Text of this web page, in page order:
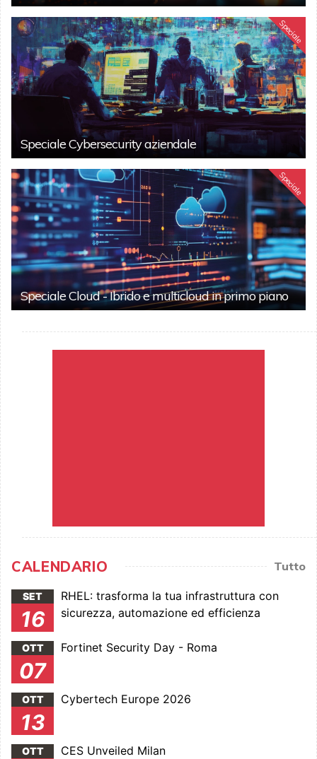
Speciale
Speciale Cybersecurity aziendale
Speciale
Speciale Cloud - Ibrido e multicloud in primo piano
CALENDARIO Tutto
SET
16
RHEL: trasforma la tua infrastruttura con
sicurezza, automazione ed efficienza
OTT
07
Fortinet Security Day - Roma
OTT
13
Cybertech Europe 2026
OTT CES Unveiled Milan